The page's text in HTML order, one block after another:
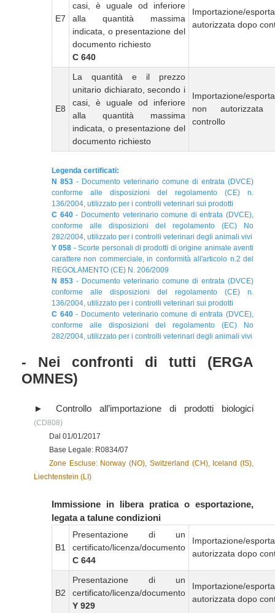
E7
casi, è uguale od inferiore
alla quantità massima
indicata, o presentazione del
documento richiesto
C 640
Importazione/
autorizzata dopo
E8
La quantità e il prezzo
unitario dichiarato, secondo i
casi, è uguale od inferiore
alla quantità massima
indicata, o presentazione del
documento richiesto
Importazione/
non autorizzata
controllo
Legenda certificati:
N 853 - Documento veterinario comune di entrata (DVCE)
conforme alle disposizioni del regolamento (CE) n.
136/2004, utilizzato per i controlli veterinari sui prodotti
C 640- Documento veterinario comune di entrata (DVCE),
conforme alle disposizioni del regolamento (EC) No
282/2004, utilizzato per i controlli veterinari degli animali vivi
Y 058 - Scorte personali di prodotti di origine animale aventi
carattere non commerciale, in conformità all'articolo n.2 del
REGOLAMENTO (CE) N. 206/2009
N 853 - Documento veterinario comune di entrata (DVCE)
conforme alle disposizioni del regolamento (CE) n.
136/2004, utilizzato per i controlli veterinari sui prodotti
C 640- Documento veterinario comune di entrata (DVCE),
conforme alle disposizioni del regolamento (EC) No
282/2004, utilizzato per i controlli veterinari degli animali vivi
- Nei confronti di tutti (ERGA
OMNES)
Controllo all’importazione di prodotti biologici
(CD808)
Dal 01/01/2017
Base Legale: R0834/07
Zone Escluse: Norway (NO), Switzerland (CH), Iceland (IS),
Liechtenstein (LI)
Immissione in libera pratica o esportazione,
legata a talune condizioni
B1
Presentazione di un
certificato/licenza/documento
C 644
Importazione/
autorizzata dopo
B2
Presentazione di un
certificato/licenza/documento
Y 929
Importazione/
autorizzata dopo